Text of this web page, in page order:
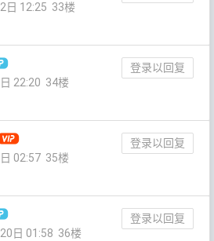
日 12:25 33楼
登录以回复
22:20 34楼
登录以回复
02:57 35楼
登录以回复
日 01:58 36楼